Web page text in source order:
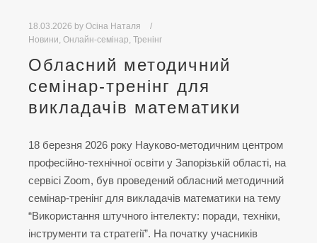
18.03.2026 by Осіна Наталя
Новини Онлайн-семінар Тренінг
Обласний методичний
семінар-тренінг для
викладачів математики
18 березня 2026 року Науково-методичним центром
професійно-технічної освіти у Запорізькій області, на
сервісі Zoom, був проведений обласний методичний
семінар-тренінг для викладачів математики на тему
“Використання штучного інтелекту: поради, техніки,
інструменти та стратегії”. На початку учасників